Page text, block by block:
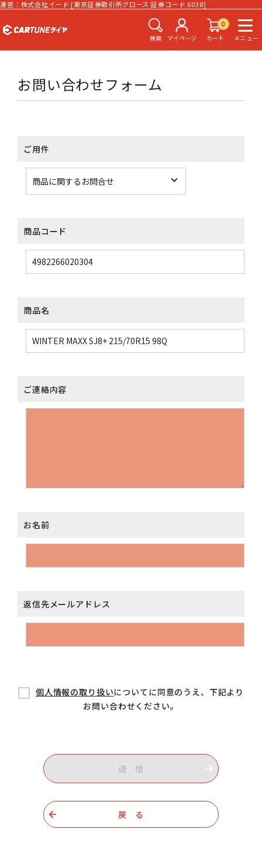
運営：株式会社イード [東京証券取引所グロース 証券コード 6038]
検索 マイページ
0
カート
メニュー
お問い合わせフォーム
ご用件
商品コード
商品名
ご連絡内容
お名前
返信先メールアドレス
個人情報の取り扱いについてに同意のうえ、下記より
お問い合わせください。
送 信
戻 る